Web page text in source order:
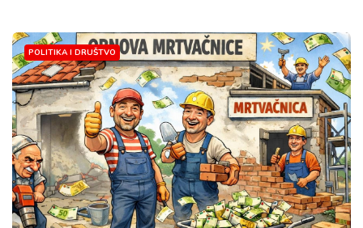
POLITIKA I DRUŠTVO